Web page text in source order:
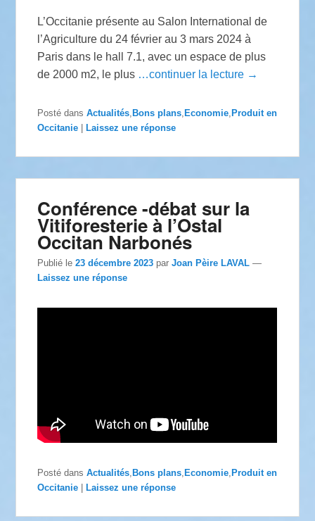
L’Occitanie présente au Salon International de
l’Agriculture du 24 février au 3 mars 2024 à
Paris dans le hall 7.1, avec un espace de plus
de 2000 m2, le plus …continuer la lecture →
Posté dans Actualités ,Bons plans ,Economie ,Produit en
Occitanie |Laissez une réponse
Conférence -débat sur la
Vitiforesterie à l’Ostal
Occitan Narbonés
Publié le23 décembre 2023 parJoan Pèire LAVAL —
Laissez une réponse
Posté dans Actualités, Bons plans, Economie, Produit en
Occitanie
Laissez une réponse